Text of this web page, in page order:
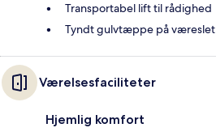
Transportabel lift til rådighed
Tyndt gulvtæppe på væreslet
Værelsesfaciliteter
Hjemlig komfort